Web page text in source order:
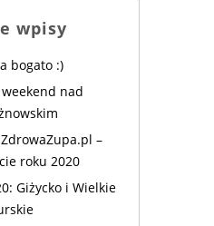
wpisy
bogato :)
nad
–
roku 2020
Giżycko i Wielkie